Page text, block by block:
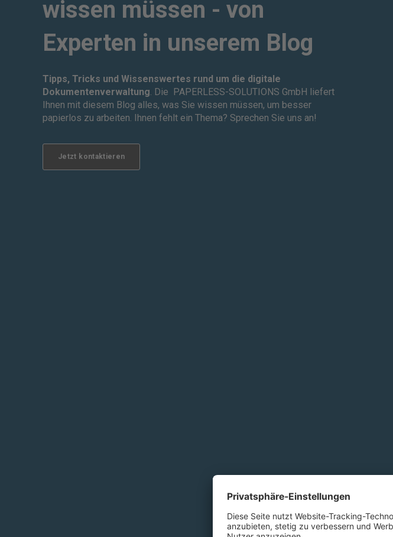
wissen müssen - von
Experten in unserem Blog
Tipps, Tricks und Wissenswertes rund um die digitale
Dokumentenverwaltung. Die PAPERLESS-SOLUTIONS GmbH liefert
Ihnen mit diesem Blog alles, was Sie wissen müssen, um besser
papierlos zu arbeiten. Ihnen fehlt ein Thema? Sprechen Sie uns an!
Jetzt kontaktieren